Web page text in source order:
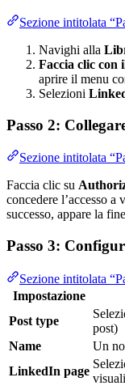
Sezione intitolata
Navighi alla
Faccia clic con
aprire il menu
Selezioni
Passo 2:
Sezione intitolata
Faccia clic su
concedere l’accesso
successo, appare la
Passo 3:
Sezione intitolata
Impostazione
Post type
post)
Name
Un
LinkedIn page